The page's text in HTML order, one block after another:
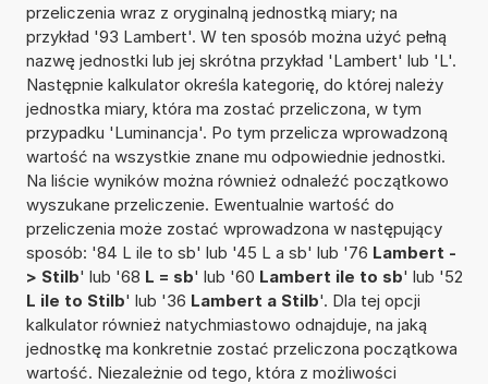
przeliczenia wraz z oryginalną jednostką miary; na
przykład '93 Lambert'. W ten sposób można użyć pełną
nazwę jednostki lub jej skrótna przykład 'Lambert' lub 'L'.
Następnie kalkulator określa kategorię, do której należy
jednostka miary, która ma zostać przeliczona, w tym
przypadku 'Luminancja'. Po tym przelicza wprowadzoną
wartość na wszystkie znane mu odpowiednie jednostki.
Na liście wyników można również odnaleźć początkowo
wyszukane przeliczenie. Ewentualnie wartość do
przeliczenia może zostać wprowadzona w następujący
sposób: '84 L ile to sb' lub '45 L a sb' lub '76 Lambert -
> Stilb' lub '68 L = sb' lub '60 Lambert ile to sb' lub '52
L ile to Stilb' lub '36 Lambert a Stilb'. Dla tej opcji
kalkulator również natychmiastowo odnajduje, na jaką
jednostkę ma konkretnie zostać przeliczona początkowa
wartość. Niezależnie od tego, która z możliwości